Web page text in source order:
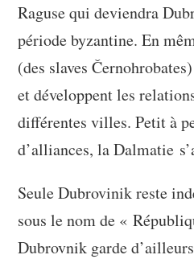
Raguse qui deviendra
période byzantine. En
(des slaves
et développent les
différentes villes. Petit à
d’alliances, la Dalmatie
Seule Dubrovinik reste
sous le nom de «
Dubrovnik garde